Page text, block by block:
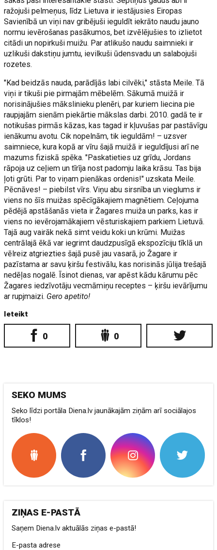
ražojuši pelmeņus, līdz Lietuva ir iestājusies Eiropas
Savienībā un viņi nav gribējuši ieguldīt iekrāto naudu jauno
normu ievērošanas pasākumos, bet izvēlējušies to izlietot
citādi un nopirkuši muižu. Par atlikušo naudu saimnieki ir
uzlikuši dakstiņu jumtu, ievilkuši ūdensvadu un salabojuši
rozetes.
"Kad beidzās nauda, parādījās labi cilvēki," stāsta Meile. Tā
viņi ir tikuši pie pirmajām mēbelēm. Sākumā muižā ir
norisinājušies mākslinieku plenēri, par kuriem liecina pie
raupjajām sienām piekārtie mākslas darbi. 2010. gadā te ir
notikušas pirmās kāzas, kas tagad ir kļuvušas par pastāvīgu
ienākumu avotu. Cik nopelnām, tik ieguldām! – uzsver
saimniece, kura kopā ar vīru šajā muižā ir ieguldījusi arī ne
mazums fiziskā spēka. "Paskatieties uz grīdu, Jordans
rāpoja uz ceļiem un tīrīja nost padomju laika krāsu. Tas bija
ļoti grūti. Par to viņam pienākas ordenis!" uzskata Meile.
Pēcnāves! – piebilst vīrs. Viņu abu sirsnība un vieglums ir
viens no šīs muižas spēcīgākajiem magnētiem. Ceļojuma
pēdējā apstāšanās vieta ir Žagares muiža un parks, kas ir
viens no ievērojamākajiem vēsturiskajiem parkiem Lietuvā.
Tajā aug vairāk nekā simt veidu koki un krūmi. Muižas
centrālajā ēkā var iegrimt daudzpusīgā ekspozīciju tīklā un
vēlreiz atgriezties šajā pusē jau vasarā, jo Žagare ir
pazīstama ar savu ķiršu festivālu, kas norisinās jūlija trešajā
nedēļas nogalē. Īsinot dienas, var apēst kādu kārumu pēc
Žagares iedzīvotāju vecmāmiņu receptes – ķiršu ievārījumu
ar rupjmaizi. Gero apetito!
Ieteikt
0 0
SEKO MUMS
Seko līdzi portāla Diena.lv jaunākajām ziņām arī sociālajos
tīklos!
ZIŅAS E-PASTĀ
Saņem Diena.lv aktuālās ziņas e-pastā!
E-pasta adrese